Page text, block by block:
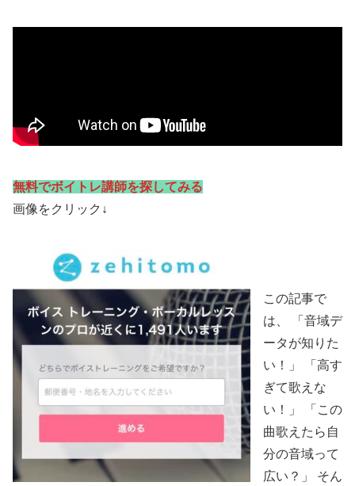
無料でボイトレ講師を探してみる
画像をクリック↓
この記事で
は、 「音域デ
ータが知りた
い！」 「高す
ぎて歌えな
い！」 「この
曲歌えたら自
分の音域って
広い？」 そん